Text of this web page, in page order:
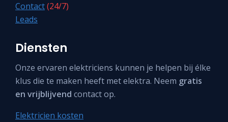
Contact(24/7)
Leads
Diensten
Onze ervaren elektriciens kunnen je helpen bij élke
klus die te maken heeft met elektra. Neem gratis
en vrijblijvend contact op.
Elektricien kosten